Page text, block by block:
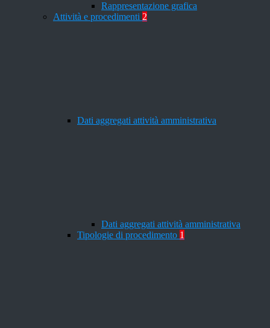
Rappresentazione grafica
Attività e procedimenti 2
Dati aggregati attività amministrativa
Dati aggregati attività amministrativa
Tipologie di procedimento 1